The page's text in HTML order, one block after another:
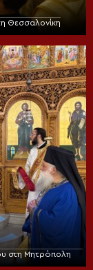
Θεσσαλονίκη
στη Μητρόπολη